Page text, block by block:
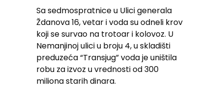
Sa sedmospratnice u Ulici generala
Ždanova 16, vetar i voda su odneli krov
koji se survao na trotoar i kolovoz. U
Nemanjinoj ulici u broju 4, u skladišti
preduzeća “Transjug” voda je uništila
robu za izvoz u vrednosti od 300
miliona starih dinara.